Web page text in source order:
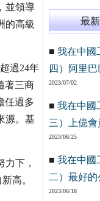
並領導
的高級
過24年
著三商
任過多
源。基
下，
高。
最
■ 我在中國
四）阿里
2023/07/02
■ 我在中國
三）上億
2023/06/25
■ 我在中國
二）最好
2023/06/18